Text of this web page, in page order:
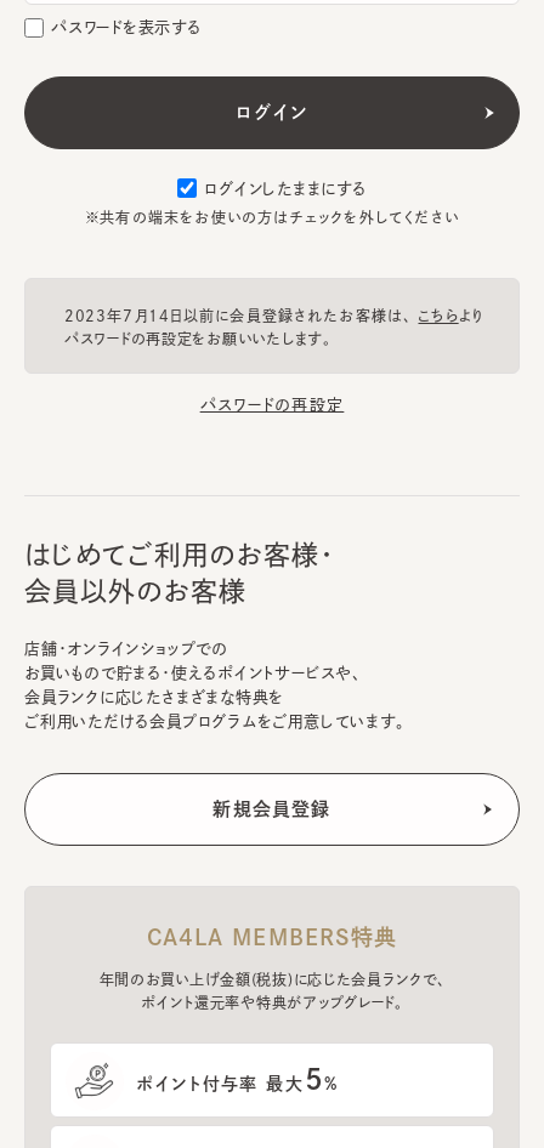
パスワードを表示する
ログインしたままにする
※共有の端末をお使いの方はチェックを外してください
2023年7月14日以前に会員登録されたお客様は、 こちらより
パスワードの再設定をお願いいたします。
パスワードの再設定
はじめてご利用のお客様・
会員以外のお客様
店舗・オンラインショップでの
お買いもので貯まる・使えるポイントサービスや、
会員ランクに応じたさまざまな特典を
ご利用いただける会員プログラムをご用意しています。
CA4LA MEMBERS特典
年間のお買い上げ金額(税抜)に応じた会員ランクで、
ポイント還元率や特典がアップグレード。
ポイント付与率 最大 5%